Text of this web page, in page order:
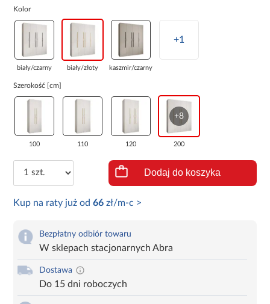
Kolor
biały/czarny biały/złoty kaszmir/czarny
+1
Szerokość [cm]
100 110 120
+8
200
Dodaj do koszyka
Kup na raty już od66 zł/m-c >
Bezpłatny odbiór towaru
W sklepach stacjonarnych Abra
Dostawa
Do 15 dni roboczych